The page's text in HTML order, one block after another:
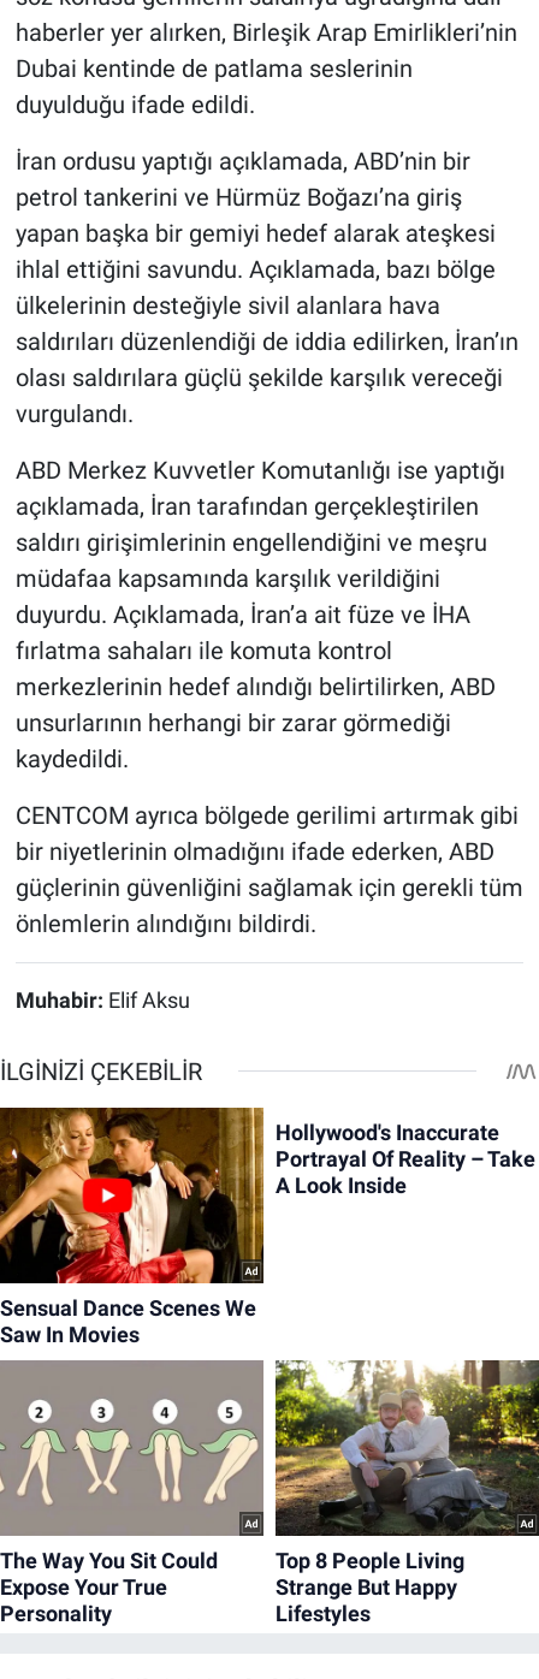
haberler yer alırken, Birleşik Arap Emirlikleri’nin
Dubai kentinde de patlama seslerinin
duyulduğu ifade edildi.
İran ordusu yaptığı açıklamada, ABD’nin bir
petrol tankerini ve Hürmüz Boğazı’na giriş
yapan başka bir gemiyi hedef alarak ateşkesi
ihlal ettiğini savundu. Açıklamada, bazı bölge
ülkelerinin desteğiyle sivil alanlara hava
saldırıları düzenlendiği de iddia edilirken, İran’ın
olası saldırılara güçlü şekilde karşılık vereceği
vurgulandı.
ABD Merkez Kuvvetler Komutanlığı ise yaptığı
açıklamada, İran tarafından gerçekleştirilen
saldırı girişimlerinin engellendiğini ve meşru
müdafaa kapsamında karşılık verildiğini
duyurdu. Açıklamada, İran’a ait füze ve İHA
fırlatma sahaları ile komuta kontrol
merkezlerinin hedef alındığı belirtilirken, ABD
unsurlarının herhangi bir zarar görmediği
kaydedildi.
CENTCOM ayrıca bölgede gerilimi artırmak gibi
bir niyetlerinin olmadığını ifade ederken, ABD
güçlerinin güvenliğini sağlamak için gerekli tüm
önlemlerin alındığını bildirdi.
Muhabir: Elif Aksu